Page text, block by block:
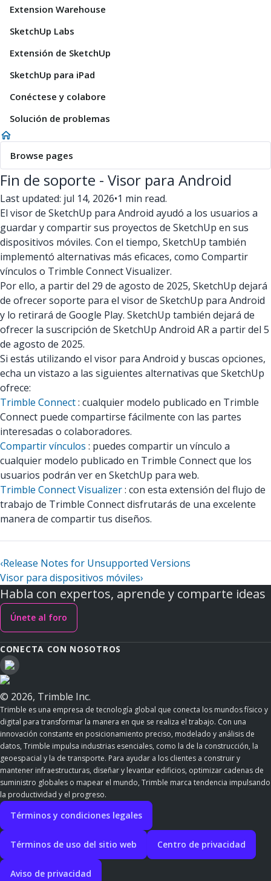
Extension Warehouse
SketchUp Labs
Extensión de SketchUp
SketchUp para iPad
Conéctese y colabore
Solución de problemas
Browse pages
Fin de soporte - Visor para Android
Last updated: jul 14, 2026•1 min read.
El visor de SketchUp para Android ayudó a los usuarios a
guardar y compartir sus proyectos de SketchUp en sus
dispositivos móviles. Con el tiempo, SketchUp también
implementó alternativas más eficaces, como Compartir
vínculos o Trimble Connect Visualizer.
Por ello, a partir del 29 de agosto de 2025, SketchUp dejará
de ofrecer soporte para el visor de SketchUp para Android
y lo retirará de Google Play. SketchUp también dejará de
ofrecer la suscripción de SketchUp Android AR a partir del 5
de agosto de 2025.
Si estás utilizando el visor para Android y buscas opciones,
echa un vistazo a las siguientes alternativas que SketchUp
ofrece:
Trimble Connect: cualquier modelo publicado en Trimble
Connect puede compartirse fácilmente con las partes
interesadas o colaboradores.
Compartir vínculos : puedes compartir un vínculo a
cualquier modelo publicado en Trimble Connect que los
usuarios podrán ver en SketchUp para web.
Trimble Connect Visualizer: con esta extensión del flujo de
trabajo de Trimble Connect disfrutarás de una excelente
manera de compartir tus diseños.
‹Release Notes for Unsupported Versions
Visor para dispositivos móviles›
Habla con expertos, aprende y comparte ideas
Únete al foro
CONECTA CON NOSOTROS
© 2026, Trimble Inc.
Trimble es una empresa de tecnología global que conecta los mundos físico y
digital para transformar la manera en que se realiza el trabajo. Con una
innovación constante en posicionamiento preciso, modelado y análisis de
datos, Trimble impulsa industrias esenciales, como la de la construcción, la
geoespacial y la de transporte. Para ayudar a los clientes a construir y
mantener infraestructuras, diseñar y levantar edificios, optimizar cadenas de
suministro globales o mapear el mundo, Trimble marca tendencia impulsando
la productividad y el progreso.
Términos y condiciones legales
Términos de uso del sitio web Centro de privacidad
Aviso de privacidad